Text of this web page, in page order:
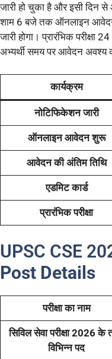
जारी हो चुका है और इसी दिन
शाम 6 बजे तक ऑनलाइन आवेदन
जारी होगा। प्रारंभिक
अभ्यर्थी समय पर आवेदन अवश्य
कार्यक्रम
नोटिफिकेशन जारी
ऑनलाइन आवेदन शुरू
आवेदन की अंतिम तिथि
एडमिट कार्ड
प्रारंभिक परीक्षा
UPSC CSE
Post Details
परीक्षा का नाम
सिविल सेवा परीक्षा 2026 के
विभिन्न पद